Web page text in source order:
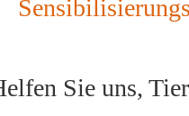
Sie uns,